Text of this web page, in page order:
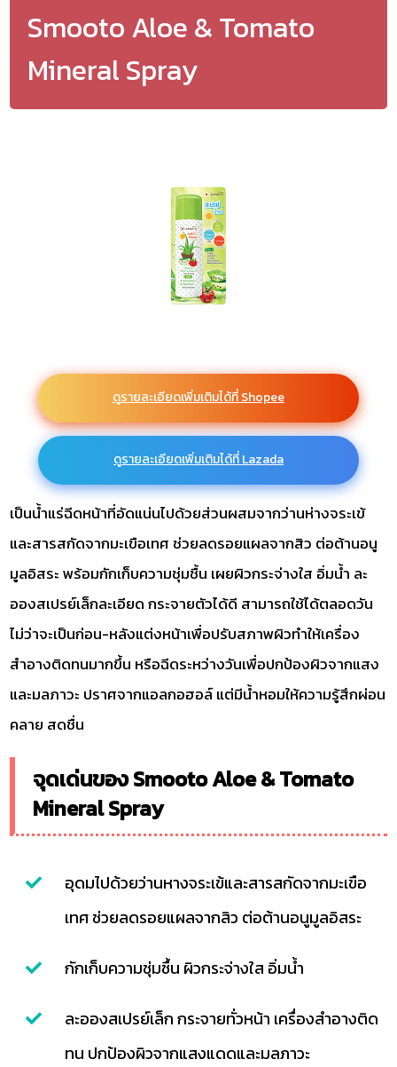
Smooto Aloe & Tomato
Mineral Spray
ดูรายละเอียดเพิ่มเติมได้ที่ Shopee
ดูรายละเอียดเพิ่มเติมได้ที่ Lazada
เป็นน้ำแร่ฉีดหน้าที่อัดแน่นไปด้วยส่วนผสมจากว่านห่างจระเข้
และสารสกัดจากมะเขือเทศ ช่วยลดรอยแผลจากสิว ต่อต้านอนู
มูลอิสระ พร้อมกักเก็บความชุ่มชื้น เผยผิวกระจ่างใส อิ่มน้ำ ละ
อองสเปรย์เล็กละเอียด กระจายตัวได้ดี สามารถใช้ได้ตลอดวัน
ไม่ว่าจะเป็นก่อน-หลังแต่งหน้าเพื่อปรับสภาพผิวทำให้เครื่อง
สำอางติดทนมากขึ้น หรือฉีดระหว่างวันเพื่อปกป้องผิวจากแสง
และมลภาวะ ปราศจากแอลกอฮอล์ แต่มีน้ำหอมให้ความรู้สึกผ่อน
คลาย สดชื่น
จุดเด่นของ Smooto Aloe & Tomato
Mineral Spray
อุดมไปด้วยว่านหางจระเข้และสารสกัดจากมะเขือ
เทศ ช่วยลดรอยแผลจากสิว ต่อต้านอนูมูลอิสระ
กักเก็บความชุ่มชื้น ผิวกระจ่างใส อิ่มน้ำ
ละอองสเปรย์เล็ก กระจายทั่วหน้า เครื่องสำอางติด
ทน ปกป้องผิวจากแสงแดดและมลภาวะ